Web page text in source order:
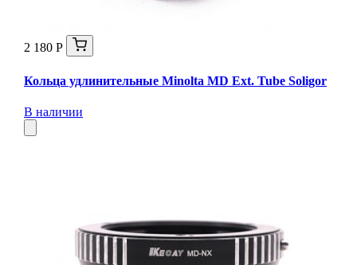
2 180 Р
Кольца удлинительные Minolta MD Ext. Tube Soligor
В наличии